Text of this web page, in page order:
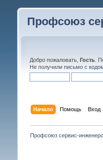
Профсоюз
Добро пожаловать, Гость.
Не получили письмо с
Начало Помощь Вход
Профсоюз сервис-